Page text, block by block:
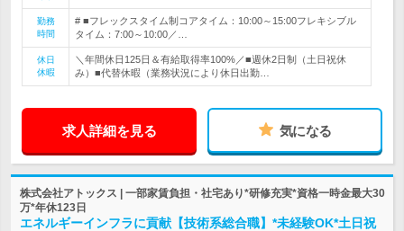
勤務
時間
# ■フレックスタイム制コアタイム：10:00～15:00フレキシブル
タイム：7:00～10:00／…
休日
休暇
＼年間休日125日＆有給取得率100%／■週休2日制（土日祝休
み）■代替休暇（業務状況により休日出勤…
求人詳細を見る 気になる
株式会社アトックス | 一部家賃負担・社宅あり*研修充実*資格一時金最大30
万*年休123日
エネルギーインフラに貢献【技術系総合職】*未経験OK*土日祝